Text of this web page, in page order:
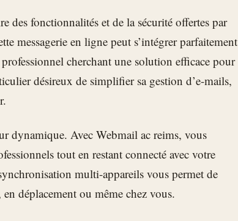
des fonctionnalités et de la sécurité offertes par
messagerie en ligne peut s’intégrer parfaitement
cherchant une solution efficace pour
désireux de simplifier sa gestion d’e-mails,
dynamique. Avec Webmail ac reims, vous
tout en restant connecté avec votre
multi-appareils vous permet de
déplacement ou même chez vous.